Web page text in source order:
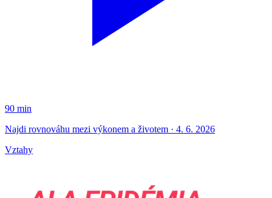
90 min
Najdi rovnováhu mezi výkonem a životem · 4. 6. 2026
Vztahy